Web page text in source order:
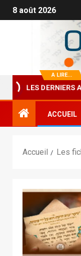
8 août 2026
A LIRE...
LES DERNIERS
La Boutique
ACCUEIL
Accueil Les